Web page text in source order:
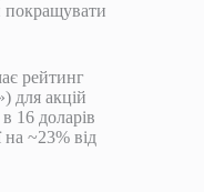
покращувати
рейтинг
для акцій
16 доларів
~23% від